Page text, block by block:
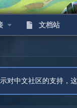
文档站
对中文社区的支持，